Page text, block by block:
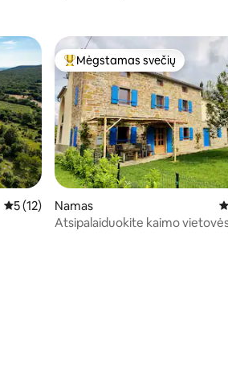
Vidutinis įvertinimas: 5 iš 5, atsiliepimų: 12
5 (12)
Svečių mėgstamiausias
Mėgstamas svečių
Namas
Atsipalaiduokite kaimo